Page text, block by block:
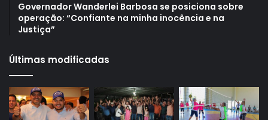
Governador Wanderlei Barbosa se posiciona sobre
operação: “Confiante na minha inocência e na
Justiça”
Últimas modificadas